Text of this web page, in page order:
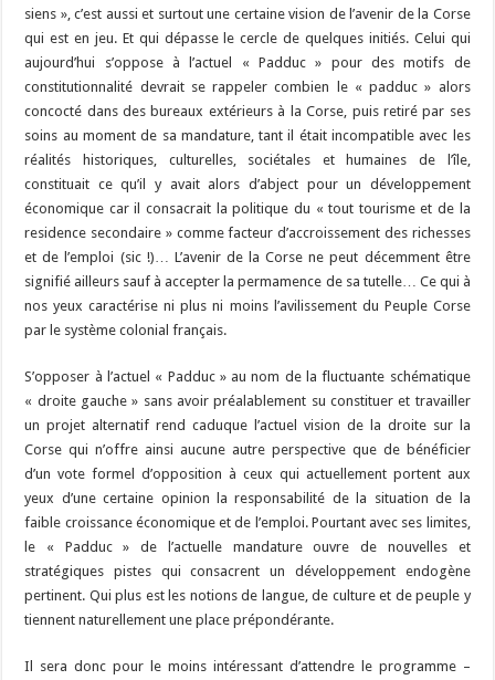
siens », c’est aussi et surtout une certaine vision de l’avenir de la Corse
qui est en jeu. Et qui dépasse le cercle de quelques initiés. Celui qui
aujourd’hui s’oppose à l’actuel « Padduc » pour des motifs de
constitutionnalité devrait se rappeler combien le « padduc » alors
concocté dans des bureaux extérieurs à la Corse, puis retiré par ses
soins au moment de sa mandature, tant il était incompatible avec les
réalités historiques, culturelles, sociétales et humaines de l’île,
constituait ce qu’il y avait alors d’abject pour un développement
économique car il consacrait la politique du « tout tourisme et de la
residence secondaire » comme facteur d’accroissement des richesses
et de l’emploi (sic !)… L’avenir de la Corse ne peut décemment être
signifié ailleurs sauf à accepter la permamence de sa tutelle… Ce qui à
nos yeux caractérise ni plus ni moins l’avilissement du Peuple Corse
par le système colonial français.
S’opposer à l’actuel « Padduc » au nom de la fluctuante schématique
« droite gauche » sans avoir préalablement su constituer et travailler
un projet alternatif rend caduque l’actuel vision de la droite sur la
Corse qui n’offre ainsi aucune autre perspective que de bénéficier
d’un vote formel d’opposition à ceux qui actuellement portent aux
yeux d’une certaine opinion la responsabilité de la situation de la
faible croissance économique et de l’emploi. Pourtant avec ses limites,
le « Padduc » de l’actuelle mandature ouvre de nouvelles et
stratégiques pistes qui consacrent un développement endogène
pertinent. Qui plus est les notions de langue, de culture et de peuple y
tiennent naturellement une place prépondérante.
Il sera donc pour le moins intéressant d’attendre le programme –